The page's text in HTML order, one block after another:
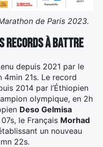
de Paris 2023.
records à battre
depuis 2021 par le
4min 21s. Le record
2014 par l’Éthiopien
olympique, en 2h
Deso Gelmisa
le Français Morhad
un nouveau
22s.